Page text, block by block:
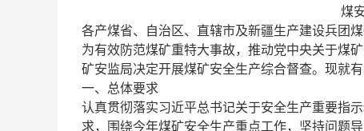
煤
各产煤省、自治区、直辖市及新疆生产建设兵团
为有效防范煤矿重特大事故，推动党中央关于煤
矿安监局决定开展煤矿安全生产综合督查。现就有
一、总体要求
认真贯彻落实习近平总书记关于安全生产重要指
求，围绕今年煤矿安全生产重点工作，坚持问题